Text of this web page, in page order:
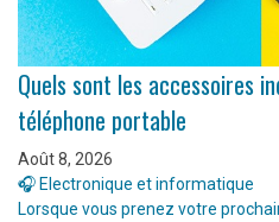
Quels sont les accessoires
téléphone portable
Août 8, 2026
🎧 Electronique et informatique
Lorsque vous prenez votre